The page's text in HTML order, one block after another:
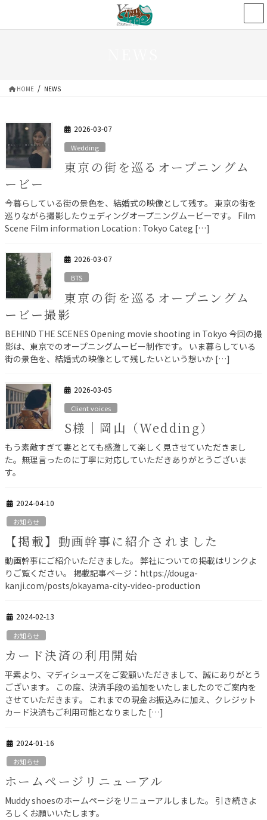
ッ
移
HOME NEWS
2026-03-07
Wedding
東京の街を巡るオープニングム
ービー
今暮らしている街の景色を、結婚式の映像として残す。 東京の街を
巡りながら撮影したウェディングオープニングムービーです。 Film
Scene Film information Location : Tokyo Categ […]
2026-03-07
BTS
東京の街を巡るオープニングム
ービー撮影
BEHIND THE SCENES Opening movie shooting in Tokyo 今回の撮
影は、東京でのオープニングムービー制作です。 いま暮らしている
街の景色を、結婚式の映像として残したいという想いか […]
2026-03-05
Client voices
S様｜岡山（Wedding）
もう素敵すぎて妻ととても感激して楽しく見させていただきまし
た。無理言ったのに丁寧に対応していただきありがとうございま
す。
2024-04-10
お知らせ
【掲載】動画幹事に紹介されました
動画幹事にご紹介いただきました。 弊社についての掲載はリンクよ
りご覧ください。 掲載記事ページ：https://douga-
kanji.com/posts/okayama-city-video-production
2024-02-13
お知らせ
カード決済の利用開始
平素より、マディシューズをご愛顧いただきまして、誠にありがとう
ございます。 この度、決済手段の追加をいたしましたのでご案内を
させていただきます。 これまでの現金お振込みに加え、クレジット
カード決済もご利用可能となりました […]
2024-01-16
お知らせ
ホームページリニューアル
Muddy shoesのホームページをリニューアルしました。 引き続きよ
ろしくお願いいたします。